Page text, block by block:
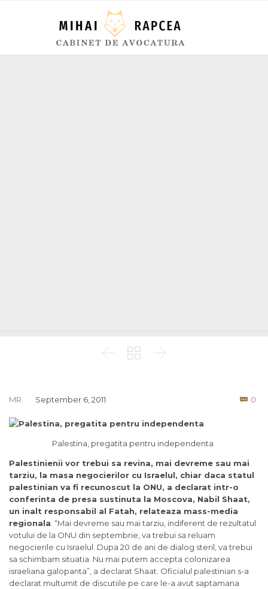
  
MR September 6, 2011  0
Palestina, pregatita pentru independenta
Palestinienii vor trebui sa revina, mai devreme sau mai
tarziu, la masa negocierilor cu Israelul, chiar daca statul
palestinian va fi recunoscut la ONU, a declarat intr-o
conferinta de presa sustinuta la Moscova, Nabil Shaat,
un inalt responsabil al Fatah, relateaza mass-media
regionala . “Mai devreme sau mai tarziu, indiferent de rezultatul
votului de la ONU din septembrie, va trebui sa reluam
negocierile cu Israelul. Dupa 20 de ani de dialog steril, va trebui
sa schimbam situatia. Nu mai putem accepta colonizarea
israeliana galopanta”, a declarat Shaat. Oficialul palestinian s-a
declarat multumit de discutiile pe care le-a avut saptamana